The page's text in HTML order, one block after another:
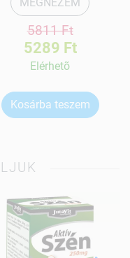
5811 Ft
5289 Ft
Elérhetõ
Kosárba teszem